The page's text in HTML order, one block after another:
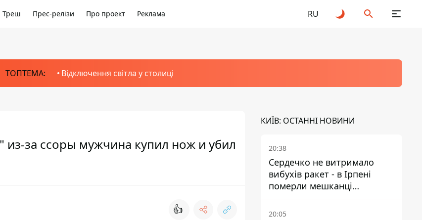
Треш Прес-релізи Про проект Реклама RU
ТОПТЕМА: Відключення світла у столиці
из-за ссоры мужчина купил нож и убил
👍
КИЇВ: ОСТАННІ НОВИНИ
20:38
Сердечко не витримало
вибухів ракет - в Ірпені
померли мешканці
притулку для собак з
інвалідністю
20:05